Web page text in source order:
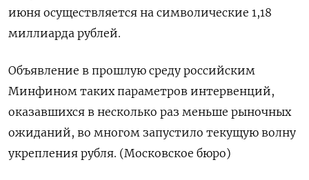
июня осуществляется ​на символические 1,18
миллиарда рублей.
Объявление в прошлую среду российским
Минфином таких параметров интервенций,
оказавшихся в ‌несколько раз меньше рыночных
ожиданий, во многом запустило текущую волну
укрепления рубля. (Московское бюро)